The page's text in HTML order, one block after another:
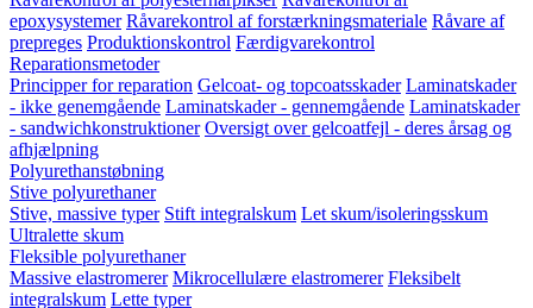
epoxysystemer Råvarekontrol af forstærkningsmateriale Råvare af
prepreges Produktionskontrol Færdigvarekontrol
Reparationsmetoder
Principper for reparation Gelcoat- og topcoatsskader Laminatskader
- ikke genemgående Laminatskader - gennemgående Laminatskader
- sandwichkonstruktioner Oversigt over gelcoatfejl - deres årsag og
afhjælpning
Polyurethanstøbning
Stive polyurethaner
Stive, massive typer Stift integralskum Let skum/isoleringsskum
Ultralette skum
Fleksible polyurethaner
Massive elastromerer Mikrocellulære elastromerer Fleksibelt
integralskum Lette typer